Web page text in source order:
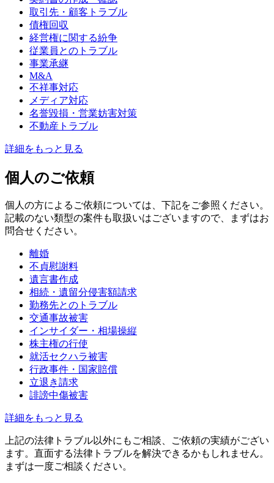
取引先・顧客トラブル
債権回収
経営権に関する紛争
従業員とのトラブル
事業承継
M&A
不祥事対応
メディア対応
名誉毀損・営業妨害対策
不動産トラブル
詳細をもっと見る
個人のご依頼
個人の方によるご依頼については、下記をご参照ください。
記載のない類型の案件も取扱いはございますので、まずはお
問合せください。
離婚
不貞慰謝料
遺言書作成
相続・遺留分侵害額請求
勤務先とのトラブル
交通事故被害
インサイダー・相場操縦
株主権の行使
就活セクハラ被害
行政事件・国家賠償
立退き請求
誹謗中傷被害
詳細をもっと見る
上記の法律トラブル以外にもご相談、ご依頼の実績がござい
ます。直面する法律トラブルを解決できるかもしれません。
まずは一度ご相談ください。